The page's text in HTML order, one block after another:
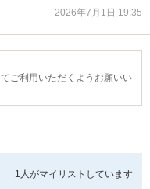
2026年7月1日 19:35
ご利用いただくようお願いい
1人がマイリストしています